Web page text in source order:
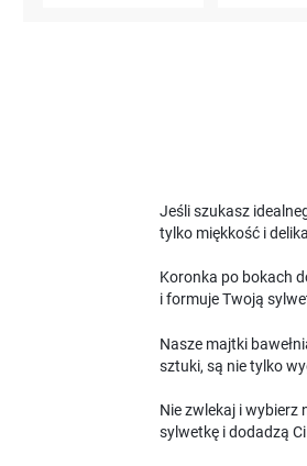
Jeśli szukasz
tylko miękkość i
Koronka po bokach
i formuje Twoją
Nasze majtki
sztuki, są nie tylko
Nie zwlekaj i wybierz
sylwetkę i dodadzą